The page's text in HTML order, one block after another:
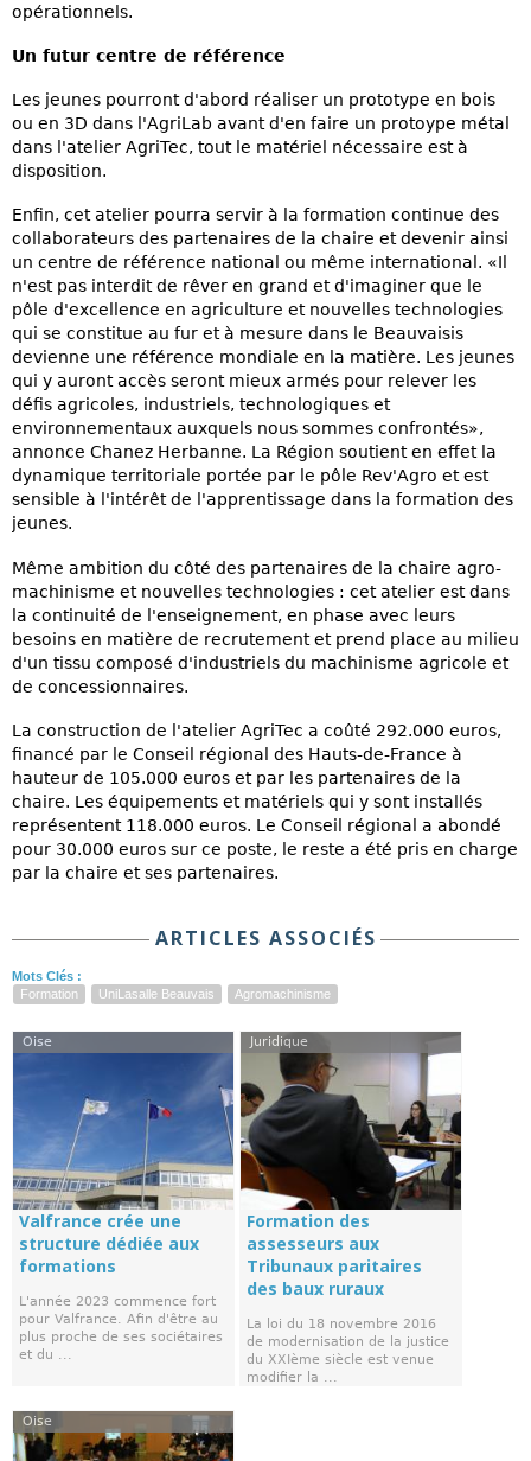
opérationnels.
Un futur centre de référence
Les jeunes pourront d'abord réaliser un prototype en bois
ou en 3D dans l'AgriLab avant d'en faire un protoype métal
dans l'atelier AgriTec, tout le matériel nécessaire est à
disposition.
Enfin, cet atelier pourra servir à la formation continue des
collaborateurs des partenaires de la chaire et devenir ainsi
un centre de référence national ou même international. «Il
n'est pas interdit de rêver en grand et d'imaginer que le
pôle d'excellence en agriculture et nouvelles technologies
qui se constitue au fur et à mesure dans le Beauvaisis
devienne une référence mondiale en la matière. Les jeunes
qui y auront accès seront mieux armés pour relever les
défis agricoles, industriels, technologiques et
environnementaux auxquels nous sommes confrontés»,
annonce Chanez Herbanne. La Région soutient en effet la
dynamique territoriale portée par le pôle Rev'Agro et est
sensible à l'intérêt de l'apprentissage dans la formation des
jeunes.
Même ambition du côté des partenaires de la chaire agro-
machinisme et nouvelles technologies : cet atelier est dans
la continuité de l'enseignement, en phase avec leurs
besoins en matière de recrutement et prend place au milieu
d'un tissu composé d'industriels du machinisme agricole et
de concessionnaires.
La construction de l'atelier AgriTec a coûté 292.000 euros,
financé par le Conseil régional des Hauts-de-France à
hauteur de 105.000 euros et par les partenaires de la
chaire. Les équipements et matériels qui y sont installés
représentent 118.000 euros. Le Conseil régional a abondé
pour 30.000 euros sur ce poste, le reste a été pris en charge
par la chaire et ses partenaires.
ARTICLES ASSOCIÉS
Mots Clés :
Formation
UniLasalle Beauvais Agromachinisme
Oise
Valfrance crée une
structure dédiée aux
formations
L'année 2023 commence fort
pour Valfrance. Afin d'être au
plus proche de ses sociétaires
et du ...
Juridique
Formation des
assesseurs aux
Tribunaux paritaires
des baux ruraux
La loi du 18 novembre 2016
de modernisation de la justice
du XXIème siècle est venue
modifier la ...
Oise